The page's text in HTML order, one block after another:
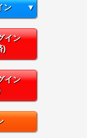
ン ▼
イン
)
イン